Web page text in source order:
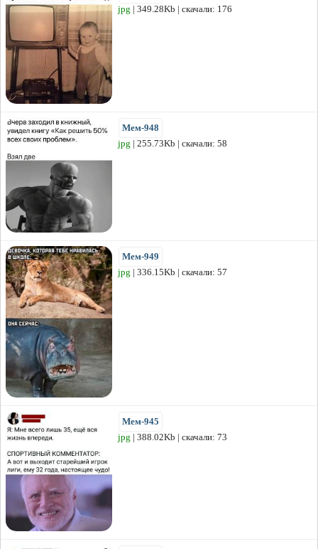
jpg | 349.28Kb | скачали: 176
Мем-948
jpg | 255.73Kb | скачали: 58
Мем-949
jpg | 336.15Kb | скачали: 57
Мем-945
jpg | 388.02Kb | скачали: 73